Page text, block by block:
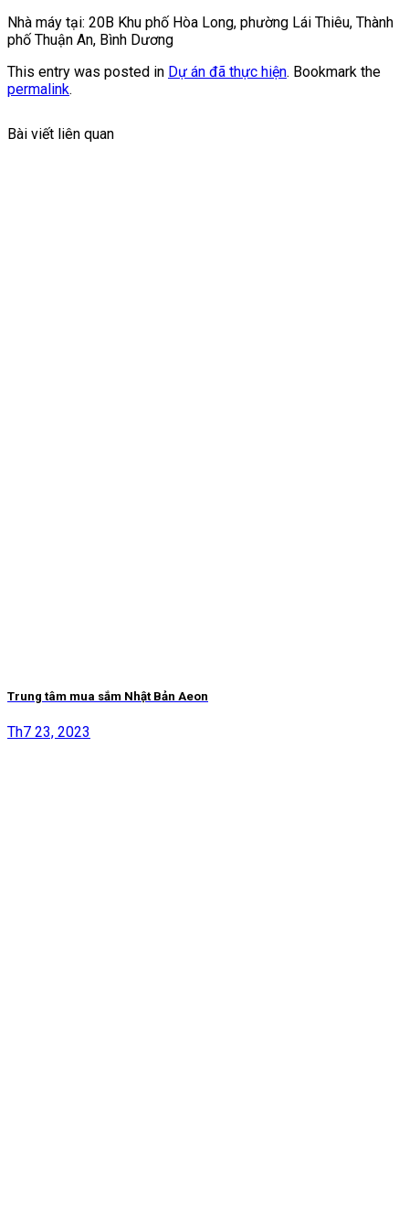
Nhà máy tại: 20B Khu phố Hòa Long, phường Lái Thiêu, Thành
phố Thuận An, Bình Dương
This entry was posted in Dự án đã thực hiện. Bookmark the
permalink.
Bài viết liên quan
Trung tâm mua sắm Nhật Bản Aeon
Th7 23, 2023